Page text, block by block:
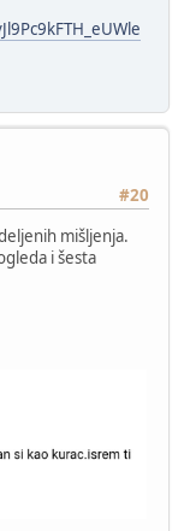
#20
mišljenja.
i šesta